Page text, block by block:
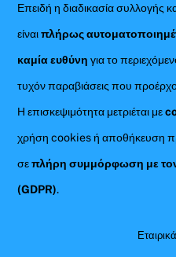
Επειδή η διαδικασία συλλογής
είναιπλήρως
καμία ευθύνη για το
τυχόν παραβιάσεις που
Η επισκεψιμότητα μετριέται με
χρήση cookies ή αποθήκευση
σεπλήρη συμμόρφωση με
(GDPR).